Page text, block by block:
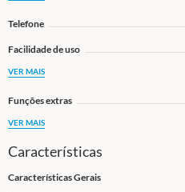
Telefone
Facilidade de uso
VER MAIS
Funções extras
VER MAIS
Características
Características Gerais